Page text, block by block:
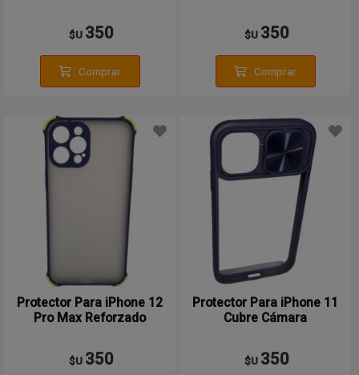
$U 350
Comprar
$U 350
Comprar
Protector Para iPhone 12
Pro Max Reforzado
$U 350
Protector Para iPhone 11
Cubre Cámara
$U 350